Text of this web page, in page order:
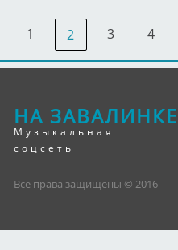
1 2 3 4
НА ЗАВАЛИНКЕ
Музыкальная
соцсеть
Все права защищены © 2016